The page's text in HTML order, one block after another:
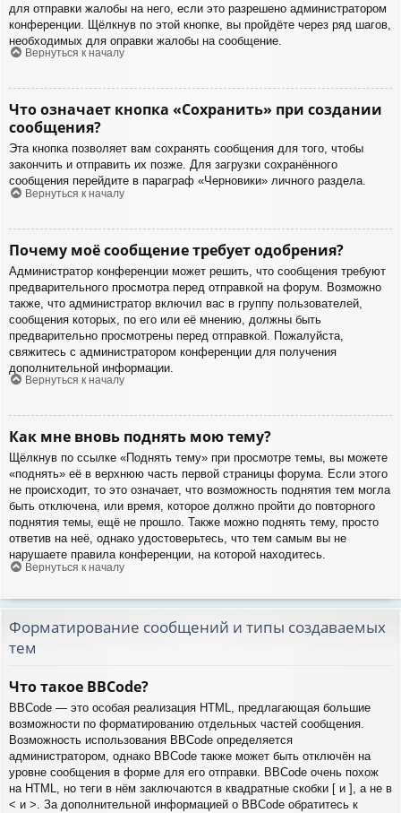
для отправки жалобы на него, если это разрешено администратором
конференции. Щёлкнув по этой кнопке, вы пройдёте через ряд шагов,
необходимых для оправки жалобы на сообщение.
Вернуться к началу
Что означает кнопка «Сохранить» при создании
сообщения?
Эта кнопка позволяет вам сохранять сообщения для того, чтобы
закончить и отправить их позже. Для загрузки сохранённого
сообщения перейдите в параграф «Черновики» личного раздела.
Вернуться к началу
Почему моё сообщение требует одобрения?
Администратор конференции может решить, что сообщения требуют
предварительного просмотра перед отправкой на форум. Возможно
также, что администратор включил вас в группу пользователей,
сообщения которых, по его или её мнению, должны быть
предварительно просмотрены перед отправкой. Пожалуйста,
свяжитесь с администратором конференции для получения
дополнительной информации.
Вернуться к началу
Как мне вновь поднять мою тему?
Щёлкнув по ссылке «Поднять тему» при просмотре темы, вы можете
«поднять» её в верхнюю часть первой страницы форума. Если этого
не происходит, то это означает, что возможность поднятия тем могла
быть отключена, или время, которое должно пройти до повторного
поднятия темы, ещё не прошло. Также можно поднять тему, просто
ответив на неё, однако удостоверьтесь, что тем самым вы не
нарушаете правила конференции, на которой находитесь.
Вернуться к началу
Форматирование сообщений и типы создаваемых
тем
Что такое BBCode?
BBCode — это особая реализация HTML, предлагающая большие
возможности по форматированию отдельных частей сообщения.
Возможность использования BBCode определяется
администратором, однако BBCode также может быть отключён на
уровне сообщения в форме для его отправки. BBCode очень похож
на HTML, но теги в нём заключаются в квадратные скобки [ и ], а не в
< и >. За дополнительной информацией о BBCode обратитесь к